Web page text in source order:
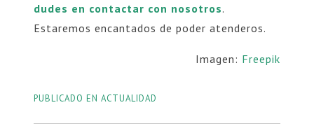
dudes en contactar con nosotros.
Estaremos encantados de poder atenderos.
Imagen: Freepik
PUBLICADO EN ACTUALIDAD